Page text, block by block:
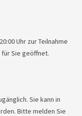
Uhr zur Teilnahme
Sie geöffnet.
Sie kann in
Bitte melden Sie